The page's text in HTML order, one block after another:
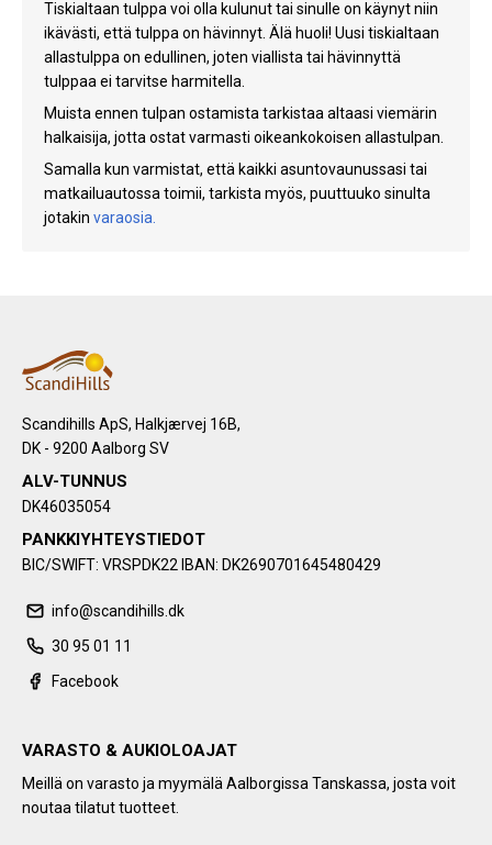
Tiskialtaan tulppa voi olla kulunut tai sinulle on käynyt niin
ikävästi, että tulppa on hävinnyt. Älä huoli! Uusi tiskialtaan
allastulppa on edullinen, joten viallista tai hävinnyttä
tulppaa ei tarvitse harmitella.
Muista ennen tulpan ostamista tarkistaa altaasi viemärin
halkaisija, jotta ostat varmasti oikeankokoisen allastulpan.
Samalla kun varmistat, että kaikki asuntovaunussasi tai
matkailuautossa toimii, tarkista myös, puuttuuko sinulta
jotakin varaosia.
Scandihills ApS, Halkjærvej 16B,
DK - 9200 Aalborg SV
ALV-TUNNUS
DK46035054
PANKKIYHTEYSTIEDOT
BIC/SWIFT: VRSPDK22 IBAN: DK2690701645480429
info@scandihills.dk
30 95 01 11
Facebook
VARASTO & AUKIOLOAJAT
Meillä on varasto ja myymälä Aalborgissa Tanskassa, josta voit
noutaa tilatut tuotteet.